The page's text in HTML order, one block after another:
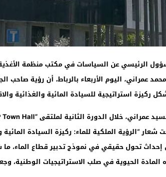
الرئيسي عن السياسات في مكتب منظمة الأغذية
محمد عمراني، اليوم الأربعاء بالرباط، أن رؤية
ركيزة استراتيجية للسيادة المائية والغذائية
شعار “الرؤية الملكية للماء: ركيزة السيادة
تحول حقيقي في نموذج تدبير قطاع الماء، ما
الحيوية في صلب الاستراتيجيات الوطنية،